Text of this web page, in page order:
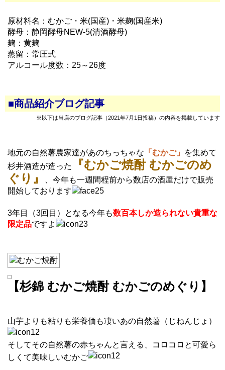
原材料名：むかご・米(国産)・米麹(国産米)
酵母：静岡酵母NEW-5(清酒酵母)
麹：黄麹
蒸留：常圧式
アルコール度数：25～26度
■商品紹介ブログ記事
※以下は当店のブログ記事（2021年7月1日投稿）の内容を掲載しています
地元の自然薯農家達があのちっちゃな 「むかご」
を集めて
杉井酒造が造った
『むかご焼酎 むかごのめ
ぐり』
、今年も一週間程前から数店の酒屋だけで販売
開始しております
3年目（3回目）となる今年も数百本しか造られない貴重な
限定品ですよ
【杉錦 むかご焼酎 むかごのめぐり】
山芋よりも粘りも栄養価も凄いあの自然薯（じねんじょ）
そしてその自然薯の赤ちゃんと言える、コロコロと可愛ら
しくて美味しいむかご